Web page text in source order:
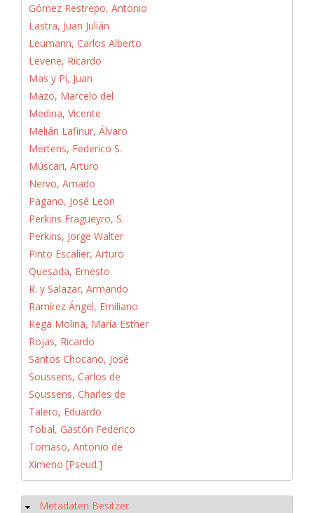
Gómez Restrepo, Antonio
Lastra, Juan Julián
Leumann, Carlos Alberto
Levene, Ricardo
Mas y Pí, Juan
Mazo, Marcelo del
Medina, Vicente
Melián Lafinur, Álvaro
Mertens, Federico S.
Múscari, Arturo
Nervo, Amado
Pagano, José Leon
Perkins Fragueyro, S.
Perkins, Jorge Walter
Pinto Escalier, Arturo
Quesada, Ernesto
R. y Salazar, Armando
Ramírez Ángel, Emiliano
Rega Molina, María Esther
Rojas, Ricardo
Santos Chocano, José
Soussens, Carlos de
Soussens, Charles de
Talero, Eduardo
Tobal, Gastón Federico
Tomaso, Antonio de
Ximeno [Pseud.]
Hide
Metadaten Besitzer